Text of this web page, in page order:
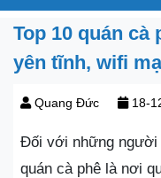
Top 10 quán
yên tĩnh, wifi
Quang Đức 18-
Đối với những người
quán cà phê là nơi